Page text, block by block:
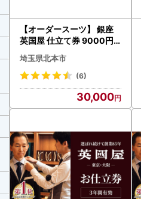
【オーダースーツ】 銀座
英国屋 仕立て券 9000円
分 ご自身用包装| ビジネス
スーツ メンズ
埼玉県北本市
(6)
30,000